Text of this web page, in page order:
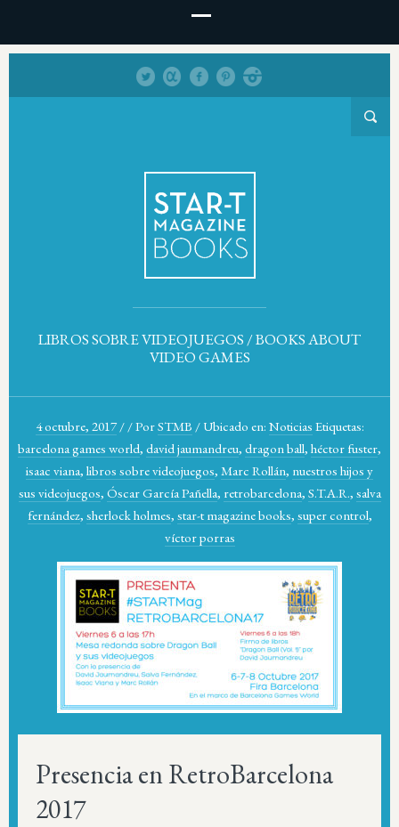
LIBROS SOBRE VIDEOJUEGOS / BOOKS ABOUT
VIDEO GAMES
4 octubre, 2017 / /PorSTMB / Ubicado en: Noticias Etiquetas:
barcelona games world, david jaumandreu, dragon ball, héctor fuster,
isaac viana, libros sobre videojuegos, Marc Rollán, nuestros hijos y
sus videojuegos, Óscar García Pañella, retrobarcelona, S.T.A.R., salva
fernández, sherlock holmes, star-t magazine books, super control,
víctor porras
Presencia en RetroBarcelona
2017